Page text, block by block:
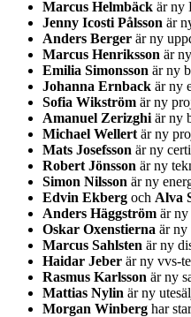
Marcus Helmbäck är ny
Jenny Icosti Pålsson är
Anders Berger är ny
Marcus Henriksson är
Emilia Simonsson är ny
Johanna Ernback är ny
Sofia Wikström är ny
Amanuel Zerizghi är ny
Michael Wellert är ny
Mats Josefsson är ny
Robert Jönsson är ny
Simon Nilsson är ny
Edvin Ekberg och Alva
Anders Häggström är
Oskar Oxenstierna är ny
Marcus Sahlsten är ny
Haidar Jeber är ny vvs-
Rasmus Karlsson är ny
Mattias Nylin är ny
Morgan Winberg har